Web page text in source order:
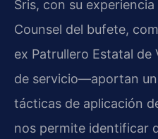
Sris, con su
Counsel del bufete,
ex Patrullero Estatal
de servicio—aportan
tácticas de aplicación
nos permite identificar